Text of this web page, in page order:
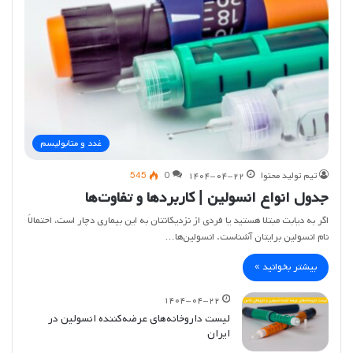
غدد و متابولیسم
تیم تولید محتوا ۱۴۰۴-۰۴-۲۲ 0
545
جدول انواع انسولین | کاربردها و تفاوت‌ها
اگر به دیابت مبتلا هستید یا فردی از نزدیکانتان به این بیماری دچار است، احتمالاً
نام انسولین برایتان آشناست. انسولین‌ها…
بیشتر بخوانید »
۱۴۰۴-۰۴-۲۲
لیست داروخانه‌های عرضه‌کننده انسولین در
ایران